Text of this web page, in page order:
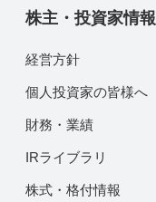
株主・投資家情報
経営方針
個人投資家の皆様へ
財務・業績
IRライブラリ
株式・格付情報